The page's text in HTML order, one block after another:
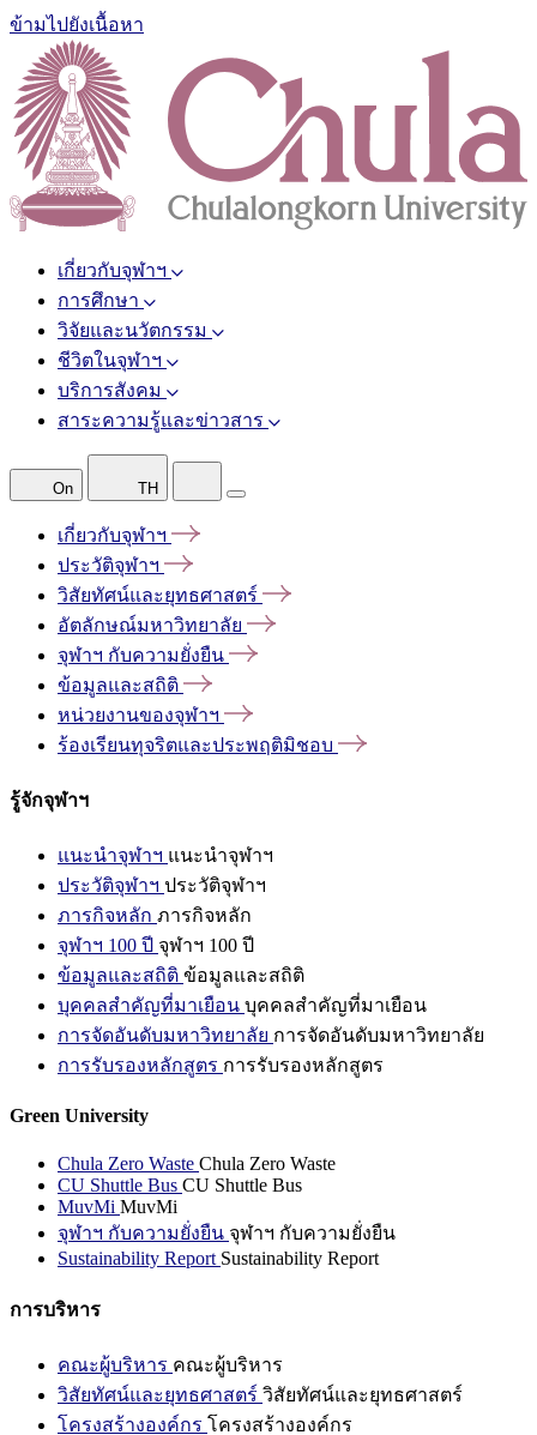
ข้ามไปยังเนื้อหา
เกี่ยวกับจุฬาฯ
การศึกษา
วิจัยและนวัตกรรม
ชีวิตในจุฬาฯ
บริการสังคม
สาระความรู้และข่าวสาร
On TH
เกี่ยวกับจุฬาฯ
ประวัติจุฬาฯ
วิสัยทัศน์และยุทธศาสตร์
อัตลักษณ์มหาวิทยาลัย
จุฬาฯ กับความยั่งยืน
ข้อมูลและสถิติ
หน่วยงานของจุฬาฯ
ร้องเรียนทุจริตและประพฤติมิชอบ
รู้จักจุฬาฯ
แนะนำจุฬาฯ แนะนำจุฬาฯ
ประวัติจุฬาฯ ประวัติจุฬาฯ
ภารกิจหลัก ภารกิจหลัก
จุฬาฯ 100 ปี จุฬาฯ 100 ปี
ข้อมูลและสถิติ ข้อมูลและสถิติ
บุคคลสำคัญที่มาเยือน บุคคลสำคัญที่มาเยือน
การจัดอันดับมหาวิทยาลัย การจัดอันดับมหาวิทยาลัย
การรับรองหลักสูตร การรับรองหลักสูตร
Green University
Chula Zero Waste Chula Zero Waste
CU Shuttle Bus CU Shuttle Bus
MuvMi MuvMi
จุฬาฯ กับความยั่งยืน จุฬาฯ กับความยั่งยืน
Sustainability Report Sustainability Report
การบริหาร
คณะผู้บริหาร คณะผู้บริหาร
วิสัยทัศน์และยุทธศาสตร์ วิสัยทัศน์และยุทธศาสตร์
โครงสร้างองค์กร โครงสร้างองค์กร